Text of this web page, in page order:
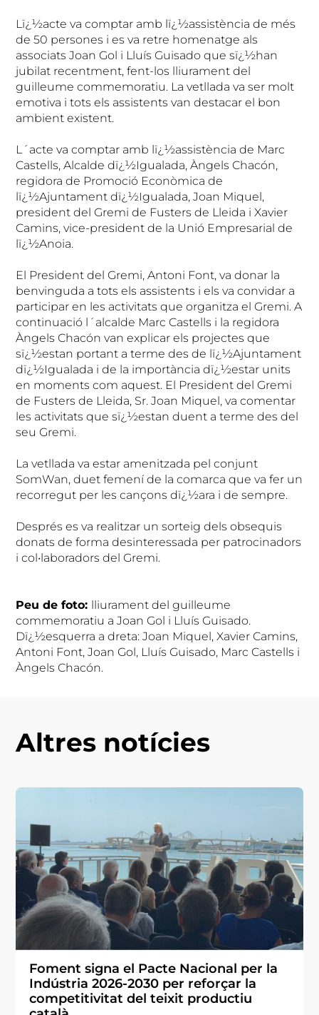
Lï¿½acte va comptar amb lï¿½assistència de més
de 50 persones i es va retre homenatge als
associats Joan Gol i Lluís Guisado que sï¿½han
jubilat recentment, fent-los lliurament del
guilleume commemoratiu. La vetllada va ser molt
emotiva i tots els assistents van destacar el bon
ambient existent.
L´acte va comptar amb lï¿½assistència de Marc
Castells, Alcalde dï¿½Igualada, Àngels Chacón,
regidora de Promoció Econòmica de
lï¿½Ajuntament dï¿½Igualada, Joan Miquel,
president del Gremi de Fusters de Lleida i Xavier
Camins, vice-president de la Unió Empresarial de
lï¿½Anoia.
El President del Gremi, Antoni Font, va donar la
benvinguda a tots els assistents i els va convidar a
participar en les activitats que organitza el Gremi. A
continuació l´alcalde Marc Castells i la regidora
Àngels Chacón van explicar els projectes que
sï¿½estan portant a terme des de lï¿½Ajuntament
dï¿½Igualada i de la importància dï¿½estar units
en moments com aquest. El President del Gremi
de Fusters de Lleida, Sr. Joan Miquel, va comentar
les activitats que sï¿½estan duent a terme des del
seu Gremi.
La vetllada va estar amenitzada pel conjunt
SomWan, duet femení de la comarca que va fer un
recorregut per les cançons dï¿½ara i de sempre.
Després es va realitzar un sorteig dels obsequis
donats de forma desinteressada per patrocinadors
i col•laboradors del Gremi.
Peu de foto: lliurament del guilleume
commemoratiu a Joan Gol i Lluís Guisado.
Dï¿½esquerra a dreta: Joan Miquel, Xavier Camins,
Antoni Font, Joan Gol, Lluís Guisado, Marc Castells i
Àngels Chacón.
Altres notícies
Foment signa el Pacte Nacional per la
Indústria 2026-2030 per reforçar la
competitivitat del teixit productiu